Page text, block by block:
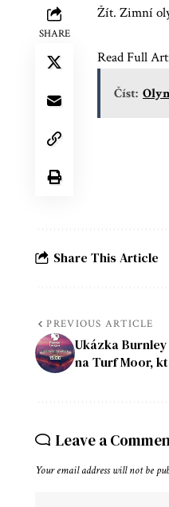
SHARE
Žít. Zimní
Read Full
Číst:
Share This Article
PREVIOUS ARTICLE
Ukázka
na Turf Moor,
Leave a
Your email address will not be